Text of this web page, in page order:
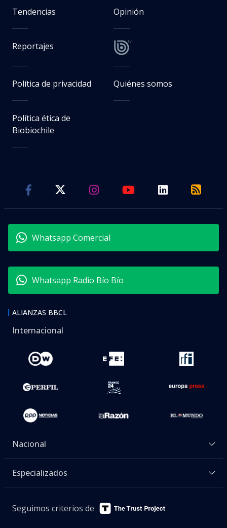
Tendencias Opinión
Reportajes
Política de privacidad Quiénes somos
Política ética de
Biobiochile
Whatsapp Comercial
Whatsapp Radio Bío Bío
ALIANZAS BBCL
Internacional
Nacional
Especializados
Seguimos criterios de